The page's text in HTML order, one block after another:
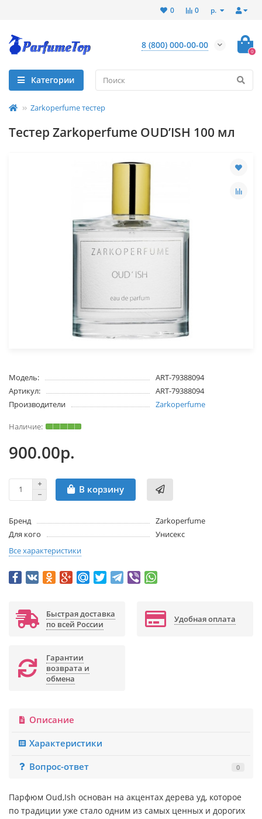
р.
0
0
8 (800) 000-00-00
0
Категории
Zarkoperfume тестер
Тестер Zarkoperfume OUD’ISH 100 мл
Модель:
ART-79388094
Артикул:
ART-79388094
Производители
Zarkoperfume
900.00р.
В корзину
Бренд
Zarkoperfume
Для кого
Унисекс
Все характеристики
Быстрая доставка
по всей России
Удобная оплата
Гарантии
возврата и
обмена
Описание
Характеристики
Вопрос-ответ
0
Парфюм Oud,Ish основан на акцентах дерева уд, которое
по традиции уже стало одним из самых ценных и дорогих